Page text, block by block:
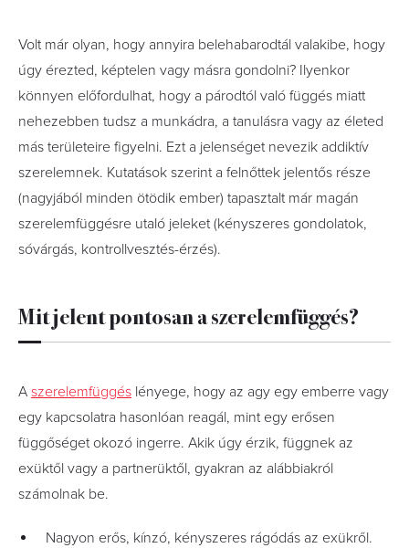
Volt már olyan, hogy annyira belehabarodtál valakibe, hogy
úgy érezted, képtelen vagy másra gondolni? Ilyenkor
könnyen előfordulhat, hogy a párodtól való függés miatt
nehezebben tudsz a munkádra, a tanulásra vagy az életed
más területeire figyelni. Ezt a jelenséget nevezik addiktív
szerelemnek. Kutatások szerint a felnőttek jelentős része
(nagyjából minden ötödik ember) tapasztalt már magán
szerelemfüggésre utaló jeleket (kényszeres gondolatok,
sóvárgás, kontrollvesztés-érzés).
Mit jelent pontosan a szerelemfüggés?
A szerelemfüggés lényege, hogy az agy egy emberre vagy
egy kapcsolatra hasonlóan reagál, mint egy erősen
függőséget okozó ingerre. Akik úgy érzik, függnek az
exüktől vagy a partnerüktől, gyakran az alábbiakról
számolnak be.
Nagyon erős, kínzó, kényszeres rágódás az exükről.